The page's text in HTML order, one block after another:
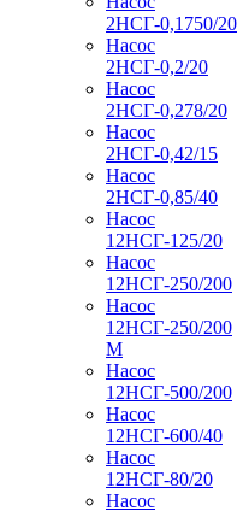
2НСГ-0,1750/20
Насос
2НСГ-0,2/20
Насос
2НСГ-0,278/20
Насос
2НСГ-0,42/15
Насос
2НСГ-0,85/40
Насос
12НСГ-125/20
Насос
12НСГ-250/200
Насос
12НСГ-250/200
М
Насос
12НСГ-500/200
Насос
12НСГ-600/40
Насос
12НСГ-80/20
Насос